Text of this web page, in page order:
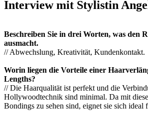
Interview mit Stylistin
Beschreiben Sie in drei Worten, was den
ausmacht.
// Abwechslung, Kreativität, Kundenkontakt.
Worin liegen die Vorteile einer
Lengths?
// Die Haarqualität ist perfekt und die
Hollywoodtechnik sind minimal. Da mit
Bondings zu sehen sind, eignet sie sich ideal